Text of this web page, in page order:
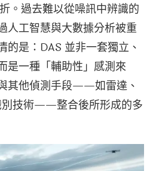
。過去難以從噪訊中辨識的
人工智慧與大數據分析被重
的是：DAS 並非一套獨立、
是一種「輔助性」感測來
其他偵測手段——如雷達、
別技術——整合後所形成的多